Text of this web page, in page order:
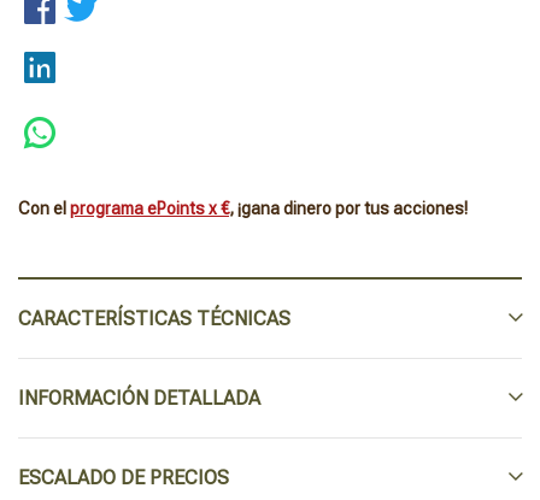
Con el programa ePoints x €, ¡gana dinero por tus acciones!
CARACTERÍSTICAS TÉCNICAS
INFORMACIÓN DETALLADA
ESCALADO DE PRECIOS